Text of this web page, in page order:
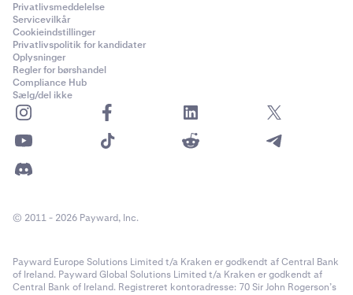
Privatlivsmeddelelse
Servicevilkår
Cookieindstillinger
Privatlivspolitik for kandidater
Oplysninger
Regler for børshandel
Compliance Hub
Sælg/del ikke
© 2011 - 2026 Payward, Inc.
Payward Europe Solutions Limited t/a Kraken er godkendt af Central Bank
of Ireland. Payward Global Solutions Limited t/a Kraken er godkendt af
Central Bank of Ireland. Registreret kontoradresse: 70 Sir John Rogerson’s